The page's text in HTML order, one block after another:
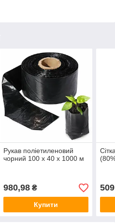
Рукав поліетиленовий
чорний 100 х 40 х 1000 м
980,98₴
Купити